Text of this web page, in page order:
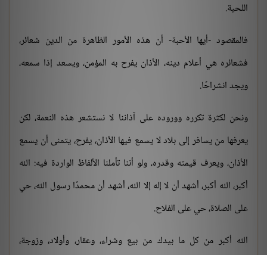
اللحية.
فالمقصود -أيها الأحبة- أن هذه الأمور الظاهرة من الدين شعائر،
فشعائره هي أعلام دينه، الأذان يفرح به المؤمن، ويسعد إذا سمعه،
ويجد انشراحًا.
ونحن لكثرة تكرره ووروده على آذاننا لا نستشعر هذه النعمة، لكن
يعرفها من يسافر إلى بلاد لا يسمع فيها الأذان، يفرح، يتمنى أن يسمع
الأذان، ويعرف قيمته وقدره، ولو أننا تأملنا الألفاظ الواردة فيه: الله
أكبر، الله أكبر، أشهد أن لا إله إلا الله، أشهد أن محمدًا رسول الله، حي
على الصلاة، حي على الفلاح.
الله أكبر من كل ما بيدك من بيع وشراء، وعقار، وأولاد، وزوجة،